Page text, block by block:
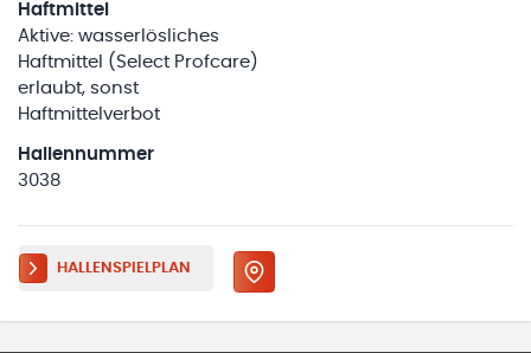
Haftmittel
Aktive: wasserlösliches
Haftmittel (Select Profcare)
erlaubt, sonst
Haftmittelverbot
Hallennummer
3038
HALLENSPIELPLAN